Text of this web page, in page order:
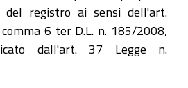
del registro ai sensi dell'art.
6 ter D.L. n. 185/2008,
dall'art. 37 Legge n.